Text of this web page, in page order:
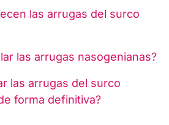
las arrugas del surco
las arrugas nasogenianas?
las arrugas del surco
forma definitiva?